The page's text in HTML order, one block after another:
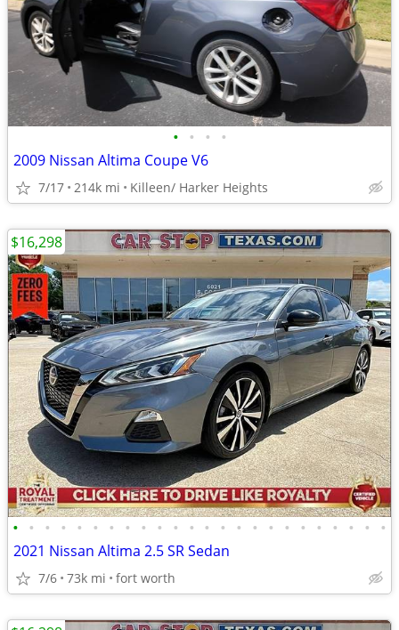
• • • •
2009 Nissan Altima Coupe V6
7/17 214k mi Killeen/ Harker Heights
• • • • • • • • • • • • • • • • • • • • • • • •
2021 Nissan Altima 2.5 SR Sedan
7/6 73k mi fort worth
$16,298